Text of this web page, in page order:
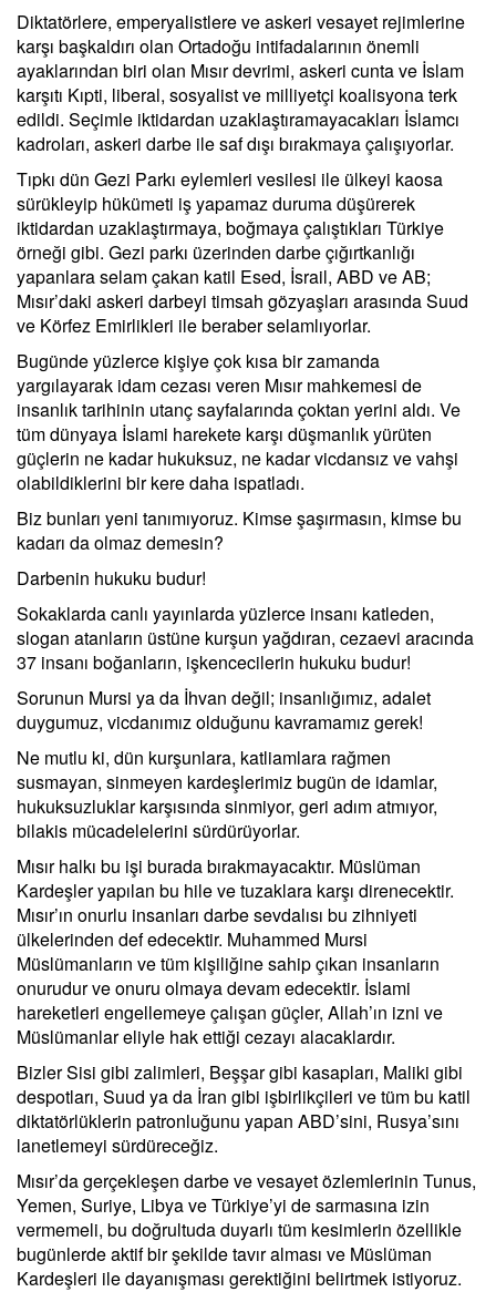
Diktatörlere, emperyalistlere ve askeri vesayet rejimlerine
karşı başkaldırı olan Ortadoğu intifadalarının önemli
ayaklarından biri olan Mısır devrimi, askeri cunta ve İslam
karşıtı Kıpti, liberal, sosyalist ve milliyetçi koalisyona terk
edildi. Seçimle iktidardan uzaklaştıramayacakları İslamcı
kadroları, askeri darbe ile saf dışı bırakmaya çalışıyorlar.
Tıpkı dün Gezi Parkı eylemleri vesilesi ile ülkeyi kaosa
sürükleyip hükümeti iş yapamaz duruma düşürerek
iktidardan uzaklaştırmaya, boğmaya çalıştıkları Türkiye
örneği gibi. Gezi parkı üzerinden darbe çığırtkanlığı
yapanlara selam çakan katil Esed, İsrail, ABD ve AB;
Mısır’daki askeri darbeyi timsah gözyaşları arasında Suud
ve Körfez Emirlikleri ile beraber selamlıyorlar.
Bugünde yüzlerce kişiye çok kısa bir zamanda
yargılayarak idam cezası veren Mısır mahkemesi de
insanlık tarihinin utanç sayfalarında çoktan yerini aldı. Ve
tüm dünyaya İslami harekete karşı düşmanlık yürüten
güçlerin ne kadar hukuksuz, ne kadar vicdansız ve vahşi
olabildiklerini bir kere daha ispatladı.
Biz bunları yeni tanımıyoruz. Kimse şaşırmasın, kimse bu
kadarı da olmaz demesin?
Darbenin hukuku budur!
Sokaklarda canlı yayınlarda yüzlerce insanı katleden,
slogan atanların üstüne kurşun yağdıran, cezaevi aracında
37 insanı boğanların, işkencecilerin hukuku budur!
Sorunun Mursi ya da İhvan değil; insanlığımız, adalet
duygumuz, vicdanımız olduğunu kavramamız gerek!
Ne mutlu ki, dün kurşunlara, katliamlara rağmen
susmayan, sinmeyen kardeşlerimiz bugün de idamlar,
hukuksuzluklar karşısında sinmiyor, geri adım atmıyor,
bilakis mücadelelerini sürdürüyorlar.
Mısır halkı bu işi burada bırakmayacaktır. Müslüman
Kardeşler yapılan bu hile ve tuzaklara karşı direnecektir.
Mısır’ın onurlu insanları darbe sevdalısı bu zihniyeti
ülkelerinden def edecektir. Muhammed Mursi
Müslümanların ve tüm kişiliğine sahip çıkan insanların
onurudur ve onuru olmaya devam edecektir. İslami
hareketleri engellemeye çalışan güçler, Allah’ın izni ve
Müslümanlar eliyle hak ettiği cezayı alacaklardır.
Bizler Sisi gibi zalimleri, Beşşar gibi kasapları, Maliki gibi
despotları, Suud ya da İran gibi işbirlikçileri ve tüm bu katil
diktatörlüklerin patronluğunu yapan ABD’sini, Rusya’sını
lanetlemeyi sürdüreceğiz.
Mısır’da gerçekleşen darbe ve vesayet özlemlerinin Tunus,
Yemen, Suriye, Libya ve Türkiye’yi de sarmasına izin
vermemeli, bu doğrultuda duyarlı tüm kesimlerin özellikle
bugünlerde aktif bir şekilde tavır alması ve Müslüman
Kardeşleri ile dayanışması gerektiğini belirtmek istiyoruz.